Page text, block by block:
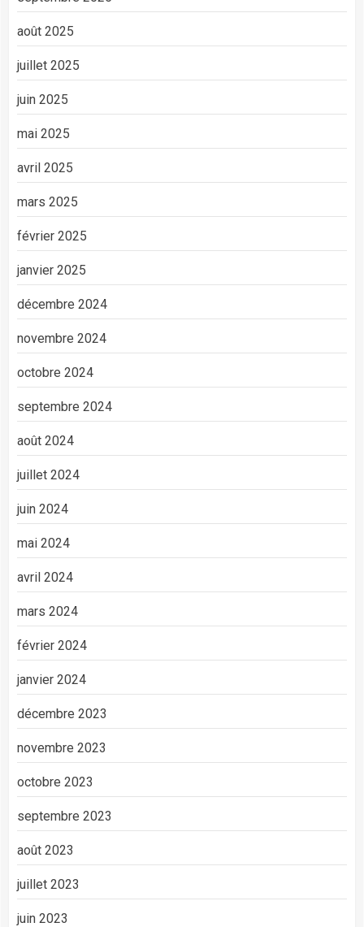
août 2025
juillet 2025
juin 2025
mai 2025
avril 2025
mars 2025
février 2025
janvier 2025
décembre 2024
novembre 2024
octobre 2024
septembre 2024
août 2024
juillet 2024
juin 2024
mai 2024
avril 2024
mars 2024
février 2024
janvier 2024
décembre 2023
novembre 2023
octobre 2023
septembre 2023
août 2023
juillet 2023
juin 2023